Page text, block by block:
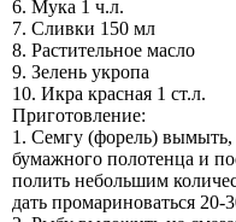
6. Мука 1 ч.л.
7. Сливки 150 мл
8. Растительное масло
9. Зелень укропа
10. Икра красная 1 ст.л.
Приготовление:
1. Семгу (форель)
бумажного полотенца и
полить небольшим
дать промариноваться 20-